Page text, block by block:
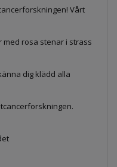
Vårt
med rosa stenar i strass
dig klädd alla